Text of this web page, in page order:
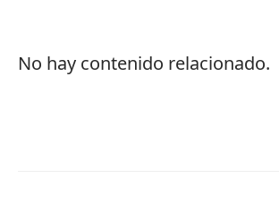
No hay contenido relacionado.